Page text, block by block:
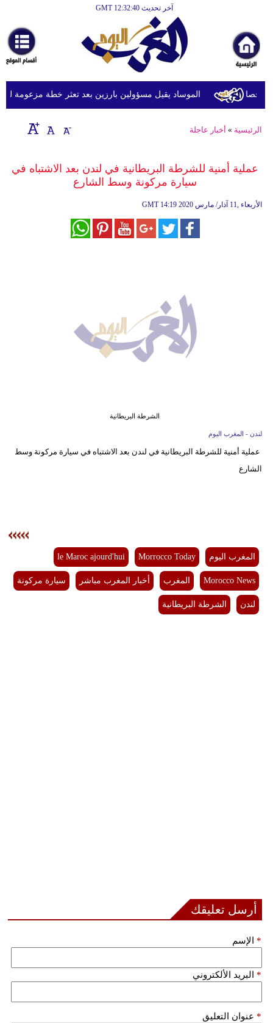
آخر تحديث GMT 12:32:40
أخبارعاجلة
رياضة
ثقافة
إقتصاد
وموسيقى
مرأة
علوم
وتكنولوجيا
بيئة
الموساد يقيل مسؤولين بارزين بعد تعثر خطة مزعومة لتغيير
الرئيسية » أخبار عاجلة
عملية أمنية للشرطة البريطانية في لندن بعد الاشتباه في
سيارة مركونة وسط الشارع
GMT 14:19 2020 الأربعاء ,11 آذار/ مارس
الشرطة البريطانية
لندن - المغرب اليوم
عملية أمنية للشرطة البريطانية في لندن بعد الاشتباه في سيارة مركونة وسط
الشارع
المغرب اليوم Morrocco Today
le Maroc ajourd'hui
Morocco News المغرب أخبار المغرب مباشر سيارة مركونة
لندن الشرطة البريطانية
أرسل تعليقك
الإسم *
البريد الألكتروني *
عنوان التعليق *